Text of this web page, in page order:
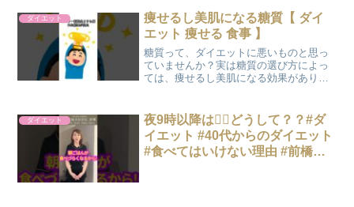
ダイエット
痩せるし美肌になる糖質【 ダイ
エット 痩せる 食事 】
糖質って、ダイエットに悪いものと思っ
ていませんか？実は糖質の選び方によっ
ては、痩せるし美肌になる効果がありま
【 ダイエット 痩せる 食事 】
ダイエット
夜9時以降は🙅‍♀どうして？？#ダ
イエット #40代からのダイエット
#食べてはいけない理由 #前橋市 #